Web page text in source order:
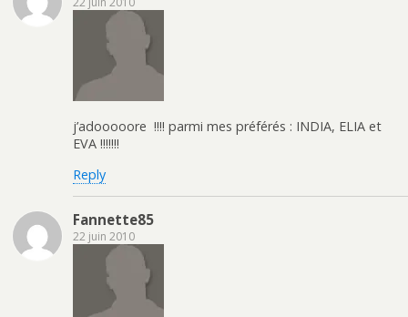
j’adooooore !!!! parmi mes préférés : INDIA, ELIA et
EVA !!!!!!!
Reply
Fannette85
22 juin 2010